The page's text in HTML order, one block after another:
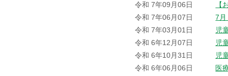
令和 7年09月06日
【
令和 7年06月07日
7月
令和 7年03月01日
児
令和 6年12月07日
児
令和 6年10月31日
児
令和 6年06月06日
医